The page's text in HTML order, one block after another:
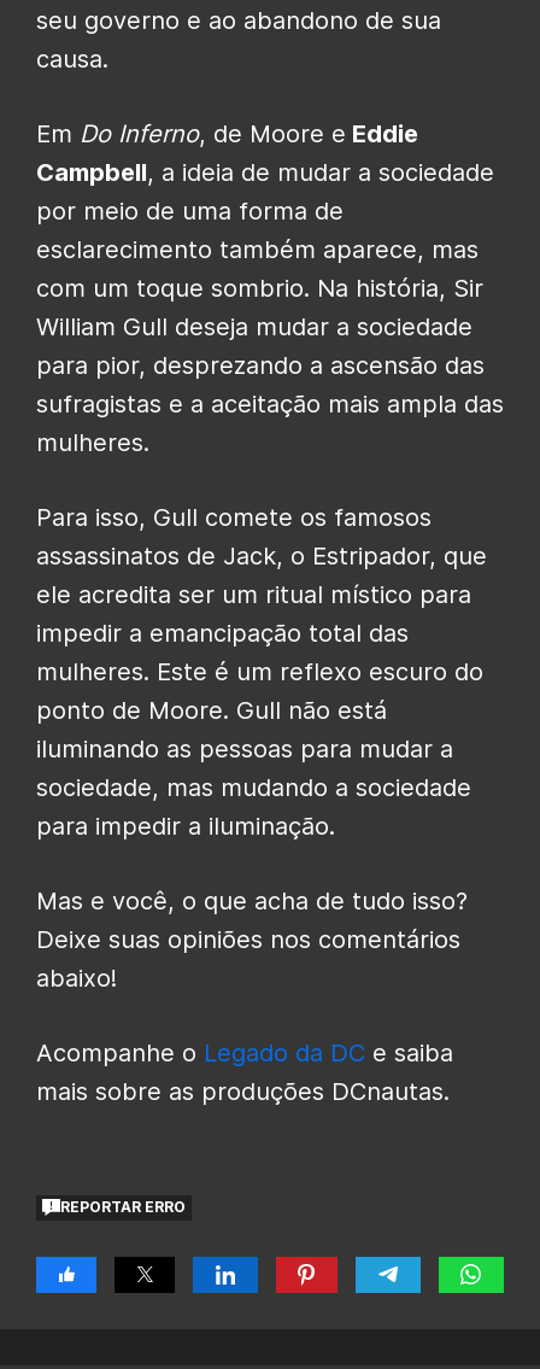
seu governo e ao abandono de sua
causa.
Em Do Inferno, de Moore e Eddie
Campbell, a ideia de mudar a sociedade
por meio de uma forma de
esclarecimento também aparece, mas
com um toque sombrio. Na história, Sir
William Gull deseja mudar a sociedade
para pior, desprezando a ascensão das
sufragistas e a aceitação mais ampla das
mulheres.
Para isso, Gull comete os famosos
assassinatos de Jack, o Estripador, que
ele acredita ser um ritual místico para
impedir a emancipação total das
mulheres. Este é um reflexo escuro do
ponto de Moore. Gull não está
iluminando as pessoas para mudar a
sociedade, mas mudando a sociedade
para impedir a iluminação.
Mas e você, o que acha de tudo isso?
Deixe suas opiniões nos comentários
abaixo!
Acompanhe o Legado da DC e saiba
mais sobre as produções DCnautas.
REPORTAR ERRO